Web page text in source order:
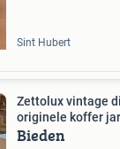
Sint Hubert
Zettolux vintage
originele koffer
Bieden